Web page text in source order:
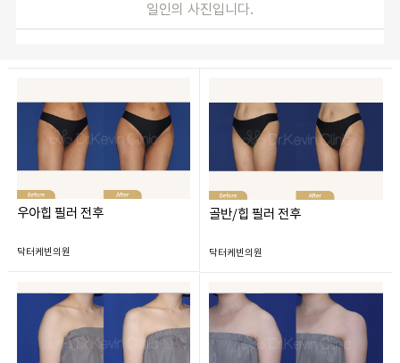
일인의 사진입니다.
우아힙 필러 전후
닥터케빈의원
골반/힙 필러 전후
닥터케빈의원